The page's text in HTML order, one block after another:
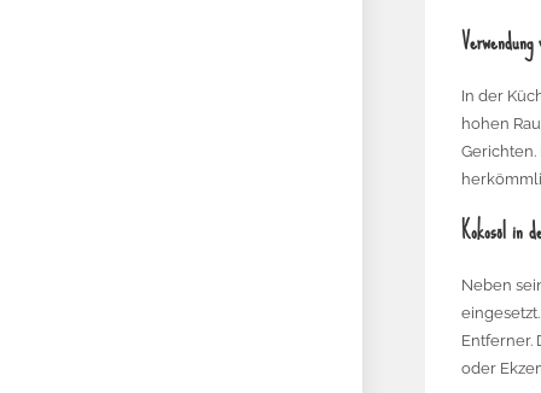
In der
hohen
Kokosöl in
Neben
Entferner.
oder